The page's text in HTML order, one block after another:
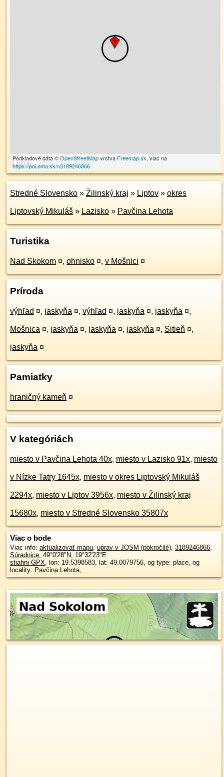
100 m
Podkladové dáta ©OpenStreetMapvrstva Freemap.sk, viac na
https://poi.oma.sk/n3189246866
Stredné Slovensko » Žilinský kraj » Liptov » okres
Liptovský Mikuláš » Lazisko » Pavčina Lehota
Turistika
Nad Skokom ¤, ohnisko ¤, v Mošnici ¤
Príroda
výhľad ¤, jaskyňa ¤, výhľad ¤, jaskyňa ¤, jaskyňa ¤,
Mošnica ¤, jaskyňa ¤, jaskyňa ¤, jaskyňa ¤, Sitieň ¤,
jaskyňa ¤
Pamiatky
hraničný kameň ¤
V kategóriách
miesto v Pavčina Lehota 40x, miesto v Lazisko 91x, miesto
v Nízke Tatry 1645x, miesto v okres Liptovský Mikuláš
2294x, miesto v Liptov 3956x, miesto v Žilinský kraj
15680x, miesto v Stredné Slovensko 35807x
Viac o bode
Viac info: aktualizovať mapu, uprav v JOSM (pokročilé), 3189246866,
Súradnice: 49°0'28"N, 19°32'23"E
stiahni GPX, lon: 19.5398583, lat: 49.0079756, og type: place, og
locality: Pavčina Lehota,